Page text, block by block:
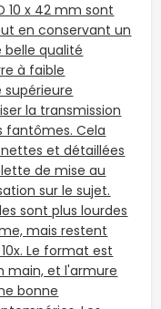
10 x 42 mm sont
en conservant un
qualité
à faible
supérieure
la transmission
fantômes. Cela
et détaillées
de mise au
sur le sujet.
sont plus lourdes
mais restent
Le format est
main, et l'armure
bonne